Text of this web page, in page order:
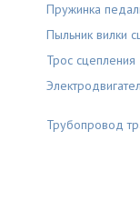
Пружинка
Пыльник вилки
Трос сцепления
Трубопровод